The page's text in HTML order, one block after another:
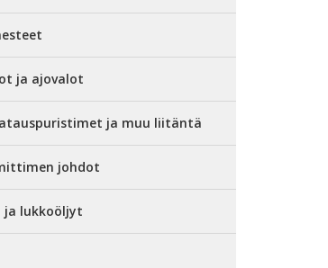
ja ajovalot
ja muu liitäntä
johdot
ja lukkoöljyt